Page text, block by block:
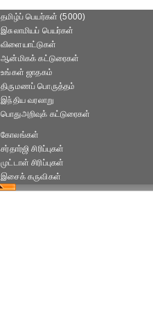
தமிழ்ப் பெயர்கள் (5000)
இசுலாமியப் பெயர்கள்
விளையாட்டுகள்
ஆன்மிகக் கட்டுரைகள்
உங்கள் ஜாதகம்
திருமணப் பொருத்தம்
இந்திய வரலாறு
பொதுஅறிவுக் கட்டுரைகள்
கோலங்கள்
சர்தார்ஜி சிரிப்புகள்
முட்டாள் சிரிப்புகள்
இசைக் கருவிகள்